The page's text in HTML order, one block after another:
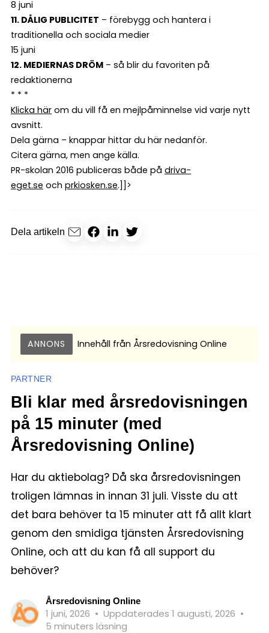
8 juni
11. DÅLIG PUBLICITET – förebygg och hantera i
traditionella och sociala medier
15 juni
12. MEDIERNAS DRÖM – så blir du favoriten på
redaktionerna
* * *
Klicka här om du vill få en mejlpåminnelse vid varje nytt
avsnitt.
Dela gärna – knappar hittar du här nedanför.
Citera gärna, men ange källa.
PR-skolan 2016 publiceras både på driva-
eget.se och prkiosken.se.]]>
Dela artikeln
ANNONS Innehåll från Årsredovisning Online
PARTNER
Bli klar med årsredovisningen
på 15 minuter (med
Årsredovisning Online)
Har du aktiebolag? Då ska årsredovisningen
troligen lämnas in innan 31 juli. Visste du att
det bara behöver ta 15 minuter att få allt klart
genom den smidiga tjänsten Årsredovisning
Online, och att du kan få all support du
behöver?
Årsredovisning Online
1 juni, 2026 • Uppdaterades 1 augusti, 2026 •
5 minuters läsning